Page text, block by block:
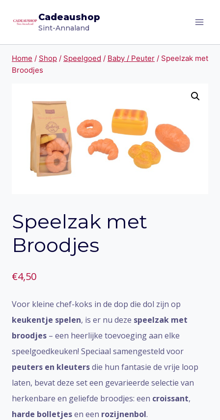
naar
Cadeaushop
Sint-Annaland
Home / Shop / Speelgoed / Baby / Peuter / Speelzak met
Broodjes
Speelzak met
Broodjes
€4,50
Voor kleine chef-koks in de dop die dol zijn op
keukentje spelen, is er nu deze speelzak met
broodjes – een heerlijke toevoeging aan elke
speelgoedkeuken! Speciaal samengesteld voor
peuters en kleutersdie hun fantasie de vrije loop
laten, bevat deze set een gevarieerde selectie van
herkenbare en geliefde broodjes: een croissant,
harde bolletjesen een rozijnenbol.